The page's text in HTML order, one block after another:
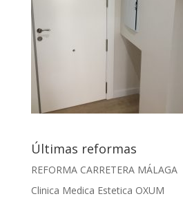
Últimas reformas
REFORMA CARRETERA MÁLAGA
Clinica Medica Estetica OXUM